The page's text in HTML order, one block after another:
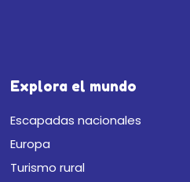
Explora el mundo
Escapadas nacionales
Europa
Turismo rural